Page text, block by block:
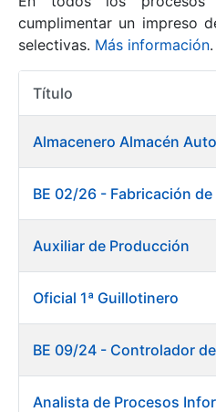
Mostrar/Ocultar
Mostrar/Ocultar
cumplimentar un impreso
selectivas. Más información.
Título
Almacenero Almacén
BE 02/26 - Fabricación
Auxiliar de Producción
Oficial 1ª Guillotinero
Analista de Procesos